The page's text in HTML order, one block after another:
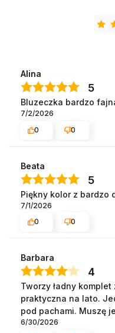
Alina
5
Bluzeczka bardzo
7/2/2026
0
0
Beata
5
Piękny kolor z bardzo
7/1/2026
0
0
Barbara
4
Tworzy ładny
praktyczna na lato.
pod pachami. Muszę
6/30/2026